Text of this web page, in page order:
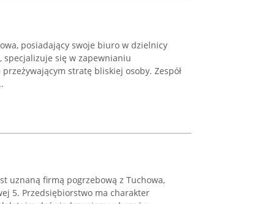
posiadający swoje biuro w dzielnicy
specjalizuje się w zapewnianiu
stratę bliskiej osoby. Zespół
uznaną firmą pogrzebową z Tuchowa,
5. Przedsiębiorstwo ma charakter